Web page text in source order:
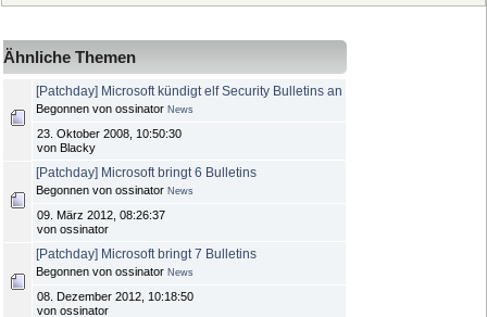
Ähnliche Themen
[Patchday] Microsoft kündigt elf Security Bulletins an
Begonnen von ossinator News
23. Oktober 2008, 10:50:30
von Blacky
[Patchday] Microsoft bringt 6 Bulletins
Begonnen von ossinator News
09. März 2012, 08:26:37
von ossinator
[Patchday] Microsoft bringt 7 Bulletins
Begonnen von ossinator News
08. Dezember 2012, 10:18:50
von ossinator